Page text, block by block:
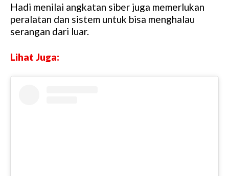
Hadi menilai angkatan siber juga memerlukan
peralatan dan sistem untuk bisa menghalau
serangan dari luar.
Lihat Juga: